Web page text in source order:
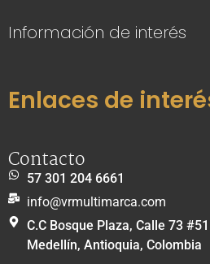
Información de interés
Enlaces de
Contacto
57 301 204 6661
info@vrmultimarca.com
C.C Bosque Plaza, Calle 73
Medellín, Antioquia, Colombia